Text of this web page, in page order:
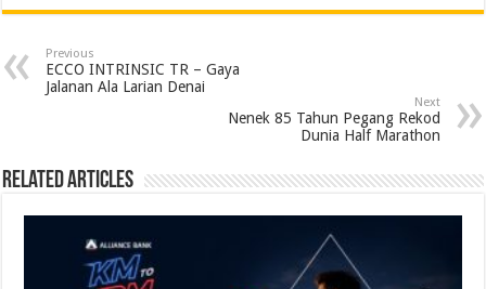
Previous
ECCO INTRINSIC TR – Gaya
Jalanan Ala Larian Denai
Next
Nenek 85 Tahun Pegang Rekod
Dunia Half Marathon
Related Articles